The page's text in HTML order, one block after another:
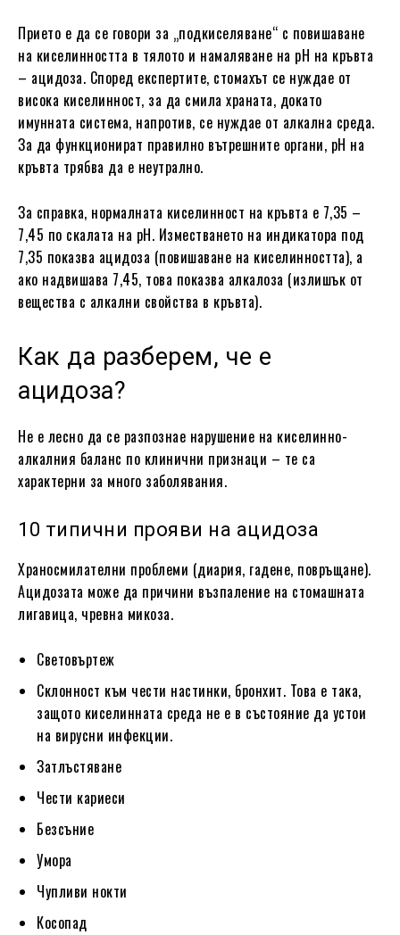
Прието е да се говори за „подкиселяване“ с повишаване
на киселинността в тялото и намаляване на pH на кръвта
– ​​ацидоза. Според експертите, стомахът се нуждае от
висока киселинност, за да смила храната, докато
имунната система, напротив, се нуждае от алкална среда.
За да функционират правилно вътрешните органи, рН на
кръвта трябва да е неутрално.
За справка, нормалната киселинност на кръвта е 7,35 –
7,45 по скалата на pH. Изместването на индикатора под
7,35 показва ацидоза (повишаване на киселинността), а
ако надвишава 7,45, това показва алкалоза (излишък от
вещества с алкални свойства в кръвта).
Как да разберем, че е
ацидоза?
Не е лесно да се разпознае нарушение на киселинно-
алкалния баланс по клинични признаци – те са
характерни за много заболявания.
10 типични прояви на ацидоза
Храносмилателни проблеми (диария, гадене, повръщане).
Ацидозата може да причини възпаление на стомашната
лигавица, чревна микоза.
Световъртеж
Склонност към чести настинки, бронхит. Това е така,
защото киселинната среда не е в състояние да устои
на вирусни инфекции.
Затлъстяване
Чести кариеси
Безсъние
Умора
Чупливи нокти
Косопад